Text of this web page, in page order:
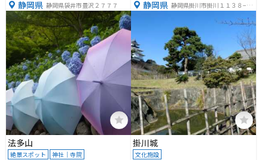
静岡県 静岡県袋井市豊沢２７７７
法多山
絶景スポット 神社｜寺院
静岡県 静岡県掛川市掛川１１３８−２
掛川城
文化施設